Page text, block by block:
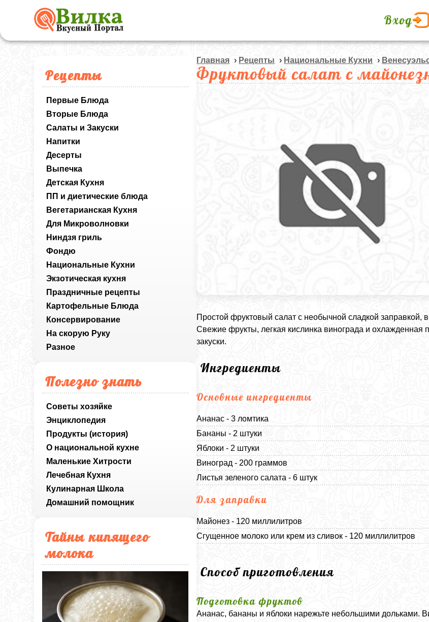
Вход
Рецепты
Первые Блюда
Вторые Блюда
Салаты и Закуски
Напитки
Десерты
Выпечка
Детская Кухня
ПП и диетические блюда
Вегетарианская Кухня
Для Микроволновки
Ниндзя гриль
Фондю
Национальные Кухни
Экзотическая кухня
Праздничные рецепты
Картофельные Блюда
Консервирование
На скорую Руку
Разное
Полезно знать
Советы хозяйке
Энциклопедия
Продукты (история)
О национальной кухне
Маленькие Хитрости
Лечебная Кухня
Кулинарная Школа
Домашний помощник
Тайны кипящего
молока
Главная › Рецепты › Национальные Кухни ›
Фруктовый салат с
Простой фруктовый салат с необычной сладкой заправкой,
Свежие фрукты, легкая кислинка винограда и
закуски.
Ингредиенты
Основные ингредиенты
Ананас - 3 ломтика
Бананы - 2 штуки
Яблоки - 2 штуки
Виноград - 200 граммов
Листья зеленого салата - 6 штук
Для заправки
Майонез - 120 миллилитров
Сгущенное молоко или крем из сливок - 120 миллилитров
Способ приготовления
Подготовка фруктов
Ананас, бананы и яблоки нарежьте небольшими дольками.